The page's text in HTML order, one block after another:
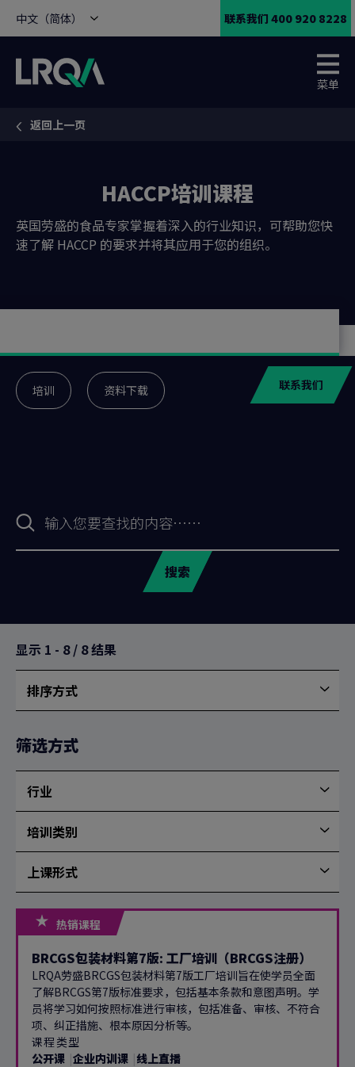
中文（简体） 联系我们 400 920 8228
菜单
You are here:
返回上一页
HACCP培训课程
英国劳盛的食品专家掌握着深入的行业知识，可帮助您快
速了解 HACCP 的要求并将其应用于您的组织。
联系我们
培训 资料下载
索
搜索
显示 1 - 8 / 8结果
排序方式
按
新
排
序
筛选方式
行业
行
培训类别
培
类
别
上课形式
上
形
式
BRCGS包装材料第7版: 工厂培训（BRCGS注册）
热销课程
LRQA劳盛BRCGS包装材料第7版工厂培训旨在使学员全面
了解BRCGS第7版标准要求，包括基本条款和意图声明。学
员将学习如何按照标准进行审核，包括准备、审核、不符合
项、纠正措施、根本原因分析等。
课程类型
公开课 企业内训课 线上直播